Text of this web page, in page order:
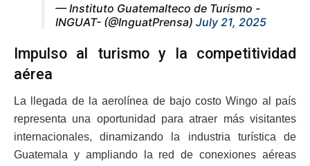
— Instituto Guatemalteco de Turismo -
INGUAT- (@InguatPrensa) July 21, 2025
Impulso al turismo y la competitividad
aérea
La llegada de la aerolínea de bajo costo Wingo al país
representa una oportunidad para atraer más visitantes
internacionales, dinamizando la industria turística de
Guatemala y ampliando la red de conexiones aéreas